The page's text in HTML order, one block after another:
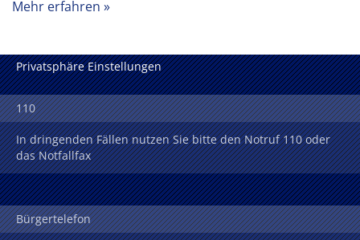
Mehr erfahren
Privatsphäre Einstellungen
110
In dringenden Fällen nutzen Sie bitte den Notruf 110 oder
das Notfallfax
Bürgertelefon